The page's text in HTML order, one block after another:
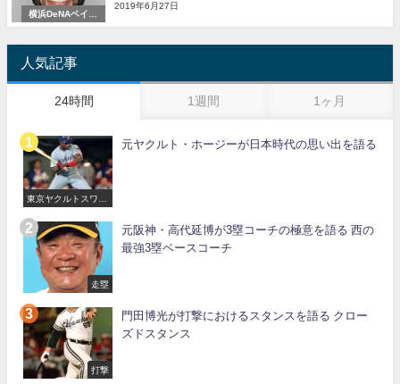
横浜DeNAベイス
ターズ
2019年6月27日
人気記事
24時間 1週間 1ヶ月
東京ヤクルトスワロ
元ヤクルト・ホージーが日本時代の思い出を語る
走塁
元阪神・高代延博が3塁コーチの極意を語る 西の
最強3塁ベースコーチ
打撃
門田博光が打撃におけるスタンスを語る クロー
ズドスタンス